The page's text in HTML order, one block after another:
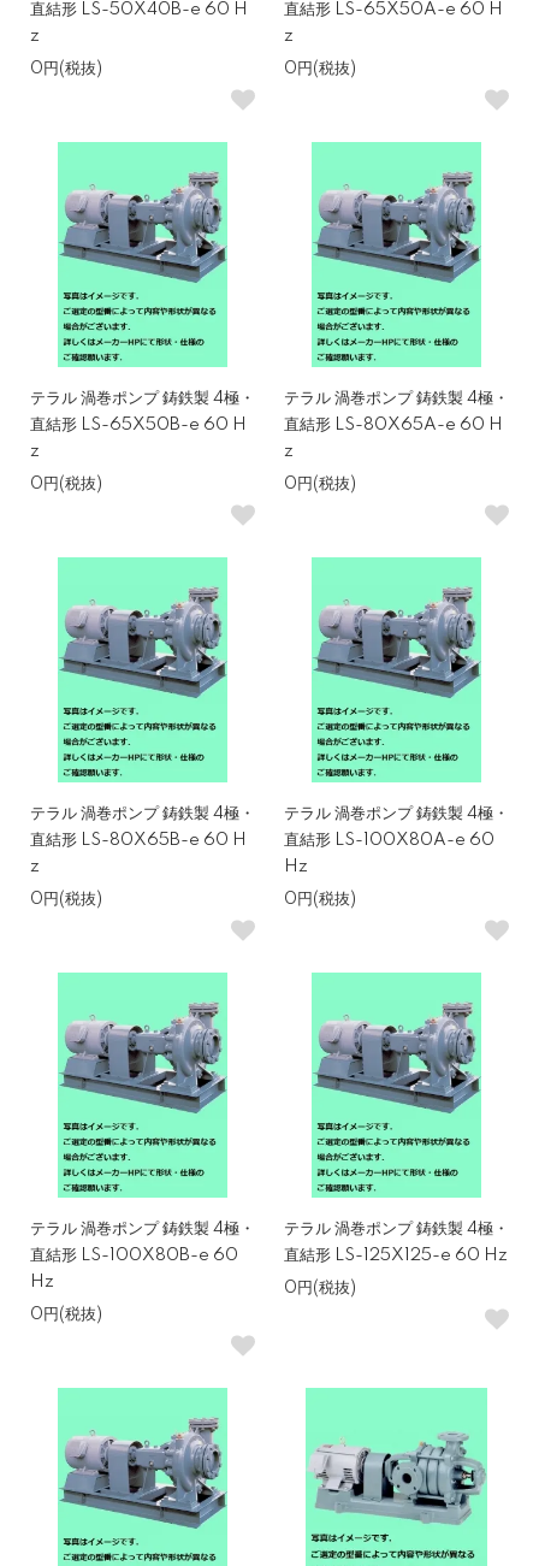
直結形 LS-50X40B-e 60 H
z
0円(税抜)
直結形 LS-65X50A-e 60 H
z
0円(税抜)
テラル 渦巻ポンプ 鋳鉄製 4極・
直結形 LS-65X50B-e 60 H
z
0円(税抜)
テラル 渦巻ポンプ 鋳鉄製 4極・
直結形 LS-80X65A-e 60 H
z
0円(税抜)
テラル 渦巻ポンプ 鋳鉄製 4極・
直結形 LS-80X65B-e 60 H
z
0円(税抜)
テラル 渦巻ポンプ 鋳鉄製 4極・
直結形 LS-100X80A-e 60
Hz
0円(税抜)
テラル 渦巻ポンプ 鋳鉄製 4極・
直結形 LS-100X80B-e 60
Hz
0円(税抜)
テラル 渦巻ポンプ 鋳鉄製 4極・
直結形 LS-125X125-e 60 Hz
0円(税抜)